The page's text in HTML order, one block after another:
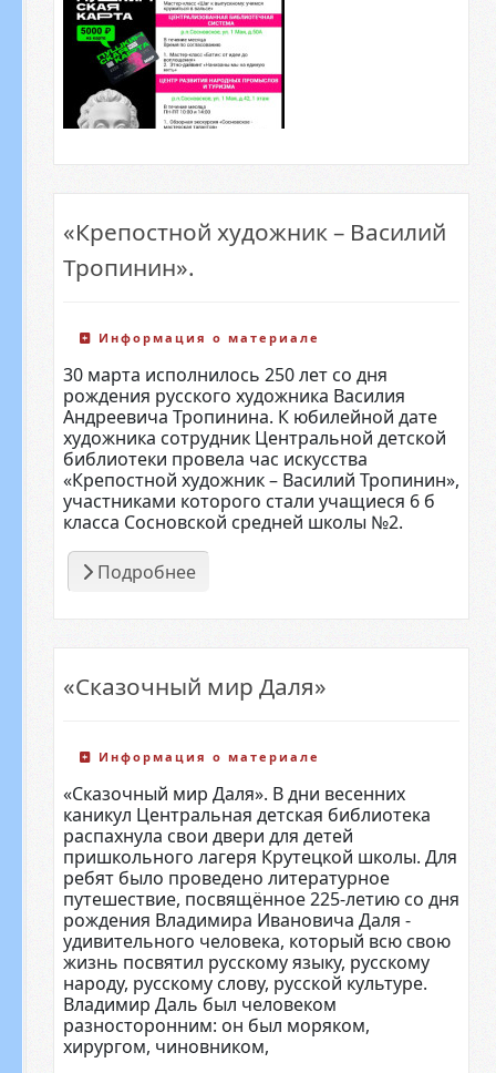
«Крепостной художник – Василий
Тропинин».
Информация о материале
30 марта исполнилось 250 лет со дня
рождения русского художника Василия
Андреевича Тропинина. К юбилейной дате
художника сотрудник Центральной детской
библиотеки провела час искусства
«Крепостной художник – Василий Тропинин»,
участниками которого стали учащиеся 6 б
класса Сосновской средней школы №2.
Подробнее
«Сказочный мир Даля»
Информация о материале
«Сказочный мир Даля». В дни весенних
каникул Центральная детская библиотека
распахнула свои двери для детей
пришкольного лагеря Крутецкой школы. Для
ребят было проведено литературное
путешествие, посвящённое 225-летию со дня
рождения Владимира Ивановича Даля -
удивительного человека, который всю свою
жизнь посвятил русскому языку, русскому
народу, русскому слову, русской культуре.
Владимир Даль был человеком
разносторонним: он был моряком,
хирургом, чиновником,